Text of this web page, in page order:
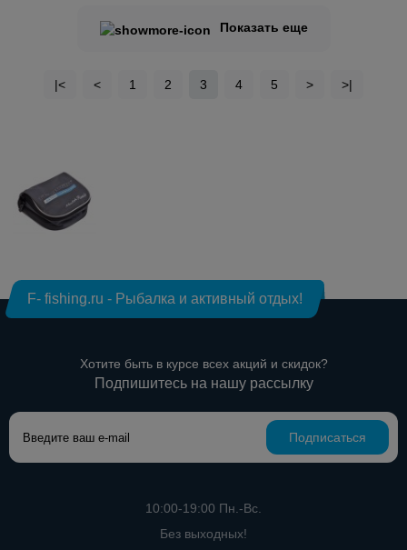
Показать еще
|< < 1 2 3 4 5 > >|
F- fishing.ru - Рыбалка и активный отдых!
Хотите быть в курсе всех акций и скидок?
Подпишитесь на нашу рассылку
Подписаться
10:00-19:00 Пн.-Вс.
Без выходных!